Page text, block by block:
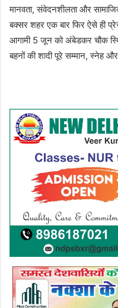
मानवता, संवेदनशीलता और
बक्सर शहर एक बार फिर ऐसे ही
आगामी 5 जून को अंबेडकर चौक
बहनों की शादी पूरे सम्मान, स्नेह